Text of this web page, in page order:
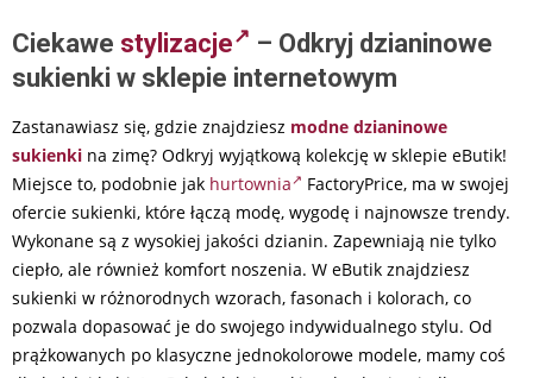
Ciekawe stylizacje
– Odkryj dzianinowe
sukienki w sklepie internetowym
Zastanawiasz się, gdzie znajdziesz modne dzianinowe
sukienki na zimę? Odkryj wyjątkową kolekcję w sklepie eButik!
Miejsce to, podobnie jak hurtownia
FactoryPrice, ma w swojej
ofercie sukienki, które łączą modę, wygodę i najnowsze trendy.
Wykonane są z wysokiej jakości dzianin. Zapewniają nie tylko
ciepło, ale również komfort noszenia. W eButik znajdziesz
sukienki w różnorodnych wzorach, fasonach i kolorach, co
pozwala dopasować je do swojego indywidualnego stylu. Od
prążkowanych po klasyczne jednokolorowe modele, mamy coś